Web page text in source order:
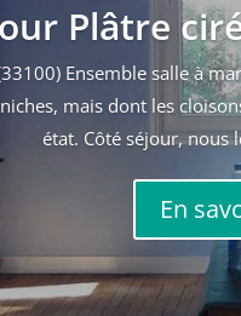
Plâtre
Ensemble salle à
mais dont les
état. Côté séjour, nous
En